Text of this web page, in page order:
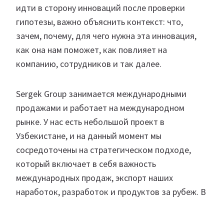
идти в сторону инноваций после проверки
гипотезы, важно объяснить контекст: что,
зачем, почему, для чего нужна эта инновация,
как она нам поможет, как повлияет на
компанию, сотрудников и так далее.
Sergek Group занимается международными
продажами и работает на международном
рынке. У нас есть небольшой проект в
Узбекистане, и на данный момент мы
сосредоточены на стратегическом подходе,
который включает в себя важность
международных продаж, экспорт наших
наработок, разработок и продуктов за рубеж. В